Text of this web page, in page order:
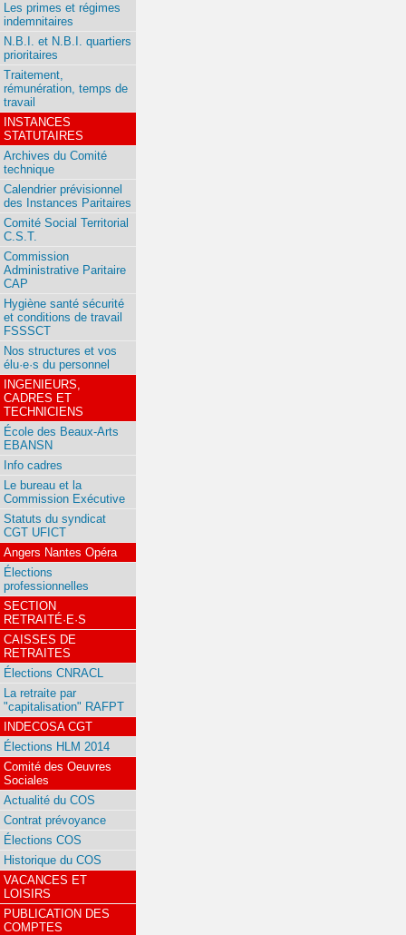
Les primes et régimes
indemnitaires
N.B.I. et N.B.I. quartiers
prioritaires
Traitement,
rémunération, temps de
travail
INSTANCES
STATUTAIRES
Archives du Comité
technique
Calendrier prévisionnel
des Instances Paritaires
Comité Social Territorial
C.S.T.
Commission
Administrative Paritaire
CAP
Hygiène santé sécurité
et conditions de travail
FSSSCT
Nos structures et vos
élu·e·s du personnel
INGENIEURS,
CADRES ET
TECHNICIENS
École des Beaux-Arts
EBANSN
Info cadres
Le bureau et la
Commission Exécutive
Statuts du syndicat
CGT UFICT
Angers Nantes Opéra
Élections
professionnelles
SECTION
RETRAITÉ·E·S
CAISSES DE
RETRAITES
Élections CNRACL
La retraite par
"capitalisation" RAFPT
INDECOSA CGT
Élections HLM 2014
Comité des Oeuvres
Sociales
Actualité du COS
Contrat prévoyance
Élections COS
Historique du COS
VACANCES ET
LOISIRS
PUBLICATION DES
COMPTES